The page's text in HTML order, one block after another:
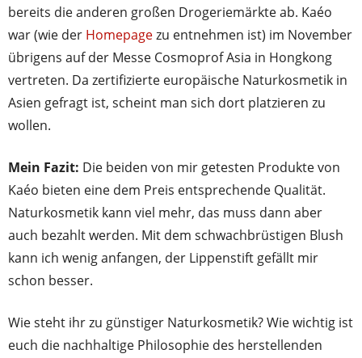
bereits die anderen großen Drogeriemärkte ab. Kaéo
war (wie der Homepagezu entnehmen ist) im November
übrigens auf der Messe Cosmoprof Asia in Hongkong
vertreten. Da zertifizierte europäische Naturkosmetik in
Asien gefragt ist, scheint man sich dort platzieren zu
wollen.
Mein Fazit: Die beiden von mir getesten Produkte von
Kaéo bieten eine dem Preis entsprechende Qualität.
Naturkosmetik kann viel mehr, das muss dann aber
auch bezahlt werden. Mit dem schwachbrüstigen Blush
kann ich wenig anfangen, der Lippenstift gefällt mir
schon besser.
Wie steht ihr zu günstiger Naturkosmetik? Wie wichtig ist
euch die nachhaltige Philosophie des herstellenden